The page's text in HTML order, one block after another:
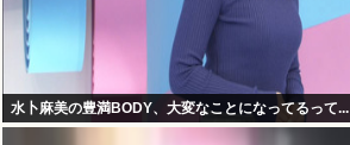
水卜麻美の豊満BODY、大変なことになってるって...